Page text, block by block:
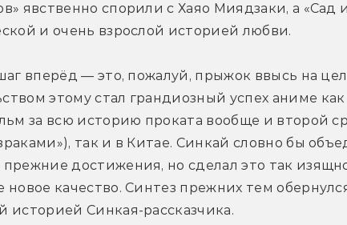
явственно спорили с Хаяо Миядзаки, а «Сад
и очень взрослой историей любви.
вперёд — это, пожалуй, прыжок ввысь на
этому стал грандиозный успех аниме
за всю историю проката вообще и второй
так и в Китае. Синкай словно бы
достижения, но сделал это так
качество. Синтез прежних тем
историей Синкая-рассказчика.